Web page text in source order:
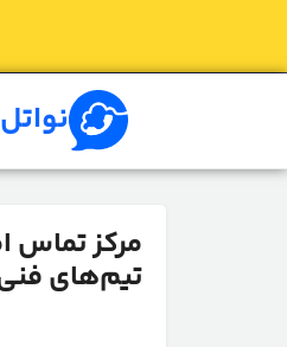
محتوا
نواتل
تیم‌های